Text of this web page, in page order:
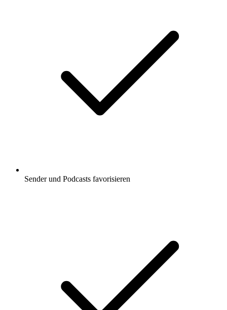
Sender und Podcasts favorisieren